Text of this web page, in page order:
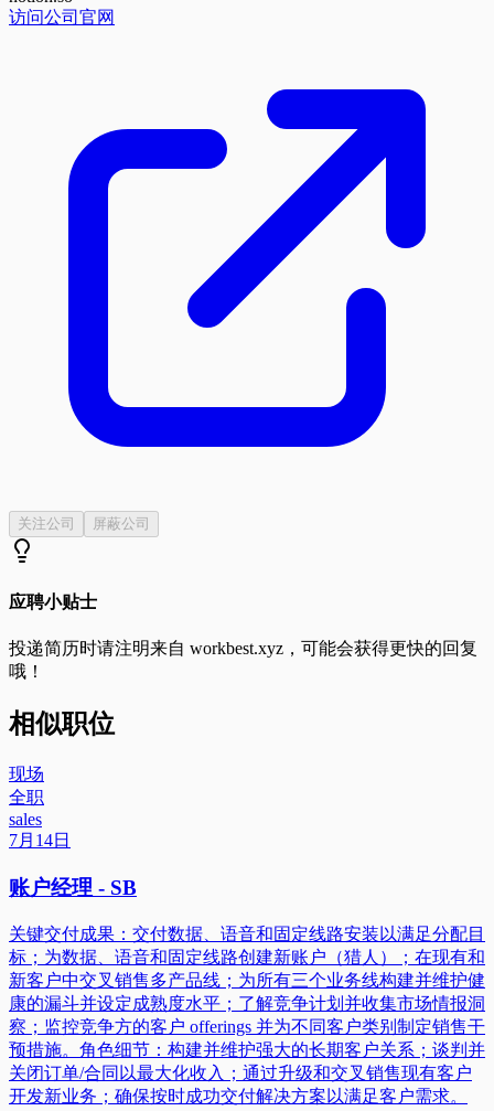
访问公司官网
关注公司 屏蔽公司
应聘小贴士
投递简历时请注明来自 workbest.xyz ，可能会获得更快的回复
哦！
相似职位
现场
全职
sales
7月14日
账户经理 - SB
关键交付成果：交付数据、语音和固定线路安装以满足分配目
标；为数据、语音和固定线路创建新账户（猎人）；在现有和
新客户中交叉销售多产品线；为所有三个业务线构建并维护健
康的漏斗并设定成熟度水平；了解竞争计划并收集市场情报洞
察；监控竞争方的客户 offerings 并为不同客户类别制定销售干
预措施。角色细节：构建并维护强大的长期客户关系；谈判并
关闭订单/合同以最大化收入；通过升级和交叉销售现有客户
开发新业务；确保按时成功交付解决方案以满足客户需求。